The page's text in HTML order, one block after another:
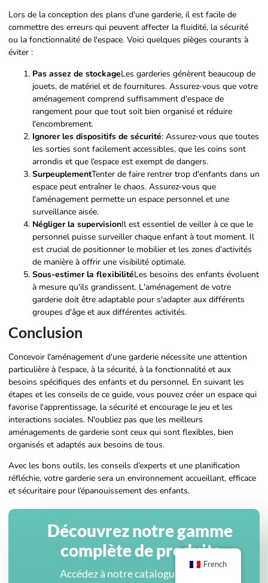
Lors de la conception des plans d'une garderie, il est facile de
commettre des erreurs qui peuvent affecter la fluidité, la sécurité
ou la fonctionnalité de l'espace. Voici quelques pièges courants à
éviter :
Pas assez de stockageLes garderies génèrent beaucoup de
jouets, de matériel et de fournitures. Assurez-vous que votre
aménagement comprend suffisamment d'espace de
rangement pour que tout soit bien organisé et réduire
l'encombrement.
Ignorer les dispositifs de sécurité: Assurez-vous que toutes
les sorties sont facilement accessibles, que les coins sont
arrondis et que l’espace est exempt de dangers.
SurpeuplementTenter de faire rentrer trop d'enfants dans un
espace peut entraîner le chaos. Assurez-vous que
l'aménagement permette un espace personnel et une
surveillance aisée.
Négliger la supervisionIl est essentiel de veiller à ce que le
personnel puisse surveiller chaque enfant à tout moment. Il
est crucial de positionner le mobilier et les zones d'activités
de manière à offrir une visibilité optimale.
Sous-estimer la flexibilitéLes besoins des enfants évoluent
à mesure qu'ils grandissent. L'aménagement de votre
garderie doit être adaptable pour s'adapter aux différents
groupes d'âge et aux différentes activités.
Conclusion
Concevoir l'aménagement d'une garderie nécessite une attention
particulière à l'espace, à la sécurité, à la fonctionnalité et aux
besoins spécifiques des enfants et du personnel. En suivant les
étapes et les conseils de ce guide, vous pouvez créer un espace qui
favorise l'apprentissage, la sécurité et encourage le jeu et les
interactions sociales. N'oubliez pas que les meilleurs
aménagements de garderie sont ceux qui sont flexibles, bien
organisés et adaptés aux besoins de tous.
Avec les bons outils, les conseils d’experts et une planification
réfléchie, votre garderie sera un environnement accueillant, efficace
et sécuritaire pour l’épanouissement des enfants.
Découvrez notre gamme
complète de produits
Accédez à notre catalogue complet
French